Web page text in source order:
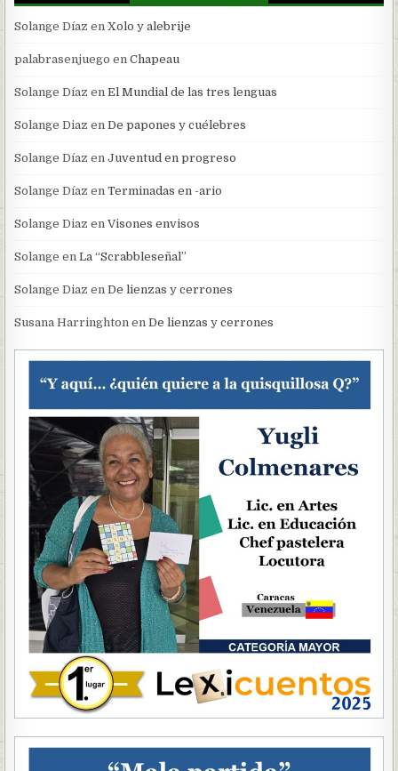
Solange Díaz enXolo y alebrije
palabrasenjuego enChapeau
Solange Díaz enEl Mundial de las tres lenguas
Solange Diaz enDe papones y cuélebres
Solange Díaz enJuventud en progreso
Solange Díaz enTerminadas en -ario
Solange Diaz enVisones envisos
Solange enLa “Scrabbleseñal”
Solange Diaz enDe lienzas y cerrones
Susana Harringhton enDe lienzas y cerrones